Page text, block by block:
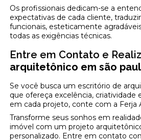
Os profissionais dedicam-se a
expectativas de cada cliente,
funcionais, esteticamente
todas as exigências técnicas.
Entre em Contato e
arquitetônico em são
Se você busca um escritório de
que ofereça excelência,
em cada projeto, conte com a Ferja
Transforme seus sonhos em
imóvel com um projeto
personalizado. Entre em contato